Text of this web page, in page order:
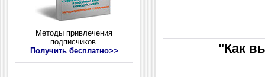
Методы привлечения
подписчиков.
Получить бесплатно>>
"Как